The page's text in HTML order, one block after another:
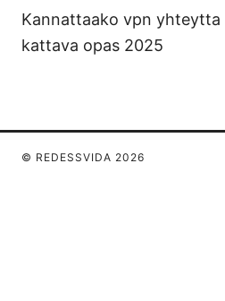
Kannattaako vpn yhteytta
kattava opas 2025
© REDESSVIDA 2026